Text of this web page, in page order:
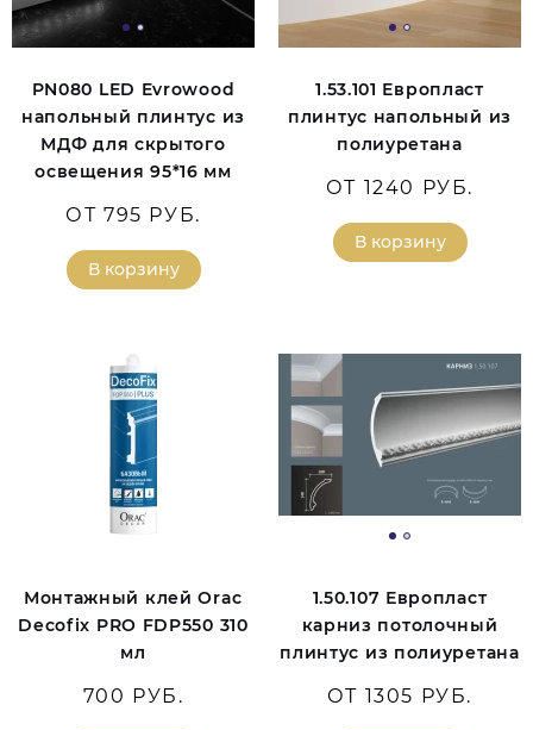
PN080 LED Evrowood
напольный плинтус из
МДФ для скрытого
освещения 95*16 мм
ОТ 795 РУБ.
В корзину
1.53.101 Европласт
плинтус напольный из
полиуретана
ОТ 1240 РУБ.
В корзину
Монтажный клей Orac
Decofix PRO FDP550 310
мл
700 РУБ.
1.50.107 Европласт
карниз потолочный
плинтус из полиуретана
ОТ 1305 РУБ.